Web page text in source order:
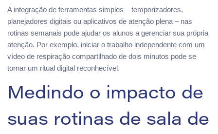
A integração de ferramentas simples – temporizadores,
planejadores digitais ou aplicativos de atenção plena – nas
rotinas semanais pode ajudar os alunos a gerenciar sua própria
atenção. Por exemplo, iniciar o trabalho independente com um
vídeo de respiração compartilhado de dois minutos pode se
tornar um ritual digital reconhecível.
Medindo o impacto de
suas rotinas de sala de